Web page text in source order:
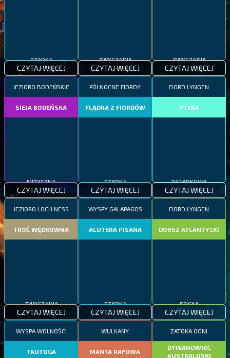
RZADKA
CZYTAJ WIĘCEJ
ZWYCZAJNA
CZYTAJ WIĘCEJ
ZWYCZAJNA
CZYTAJ WIĘCEJ
JEZIORO BODEŃSKIE
SIEJA BODEŃSKA
MITYCZNA
CZYTAJ WIĘCEJ
PÓŁNOCNE FIORDY
FLĄDRA Z FIORDÓW
RZADKA
CZYTAJ WIĘCEJ
FIORD LYNGEN
PTERA
ZAGADKOWA
CZYTAJ WIĘCEJ
JEZIORO LOCH NESS
TROĆ WĘDROWNA
ZWYCZAJNA
CZYTAJ WIĘCEJ
WYSPY GALAPAGOS
ALUTERA PISANA
RZADKA
CZYTAJ WIĘCEJ
FIORD LYNGEN
DORSZ ATLANTYCKI
EPICKA
CZYTAJ WIĘCEJ
WYSPA WOLNOŚCI
TAUTOGA
WULKANY
MANTA RAFOWA
ZATOKA OGNI
DYWANOWIEC
AUSTRALIJSKI